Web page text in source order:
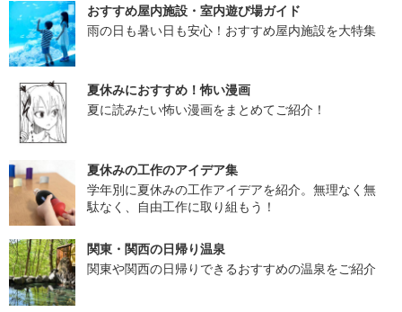
おすすめ屋内施設・室内遊び場ガイド
雨の日も暑い日も安心！おすすめ屋内施設を大特集
夏休みにおすすめ！怖い漫画
夏に読みたい怖い漫画をまとめてご紹介！
夏休みの工作のアイデア集
学年別に夏休みの工作アイデアを紹介。無理なく無
駄なく、自由工作に取り組もう！
関東・関西の日帰り温泉
関東や関西の日帰りできるおすすめの温泉をご紹介